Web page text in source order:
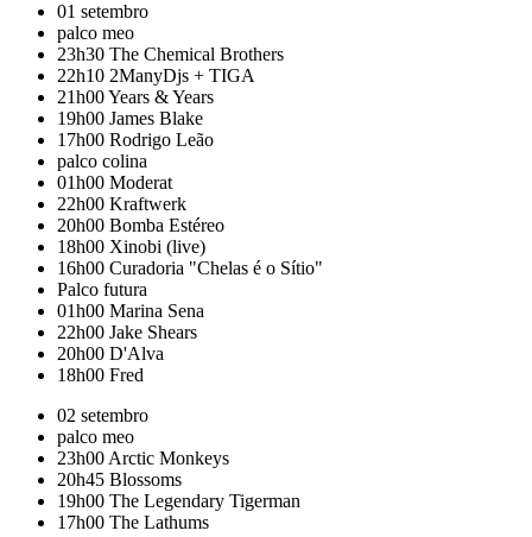
01 setembro
palco meo
23h30 The Chemical Brothers
22h10 2ManyDjs + TIGA
21h00Years & Years
19h00 James Blake
17h00 Rodrigo Leão
palco colina
01h00 Moderat
22h00 Kraftwerk
20h00 Bomba Estéreo
18h00 Xinobi (live)
16h00 Curadoria "Chelas é o Sítio"
Palco futura
01h00 Marina Sena
22h00 Jake Shears
20h00 D'Alva
18h00 Fred
02 setembro
palco meo
23h00Arctic Monkeys
20h45 Blossoms
19h00 The Legendary Tigerman
17h00 The Lathums